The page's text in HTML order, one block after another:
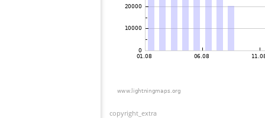
copyright_extra